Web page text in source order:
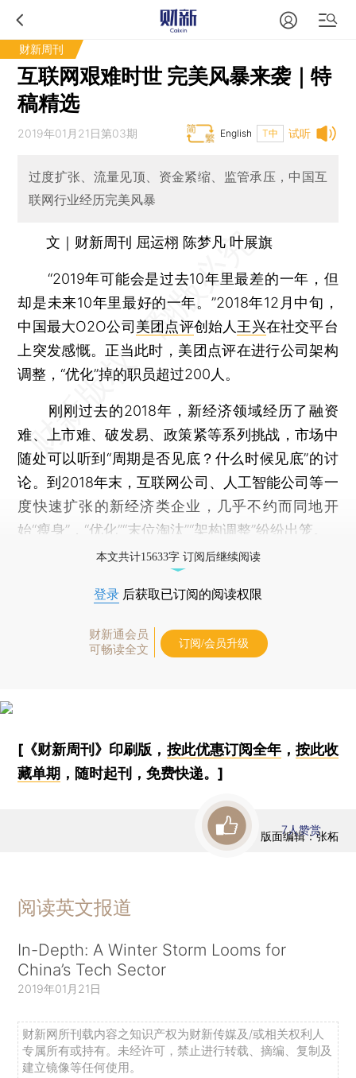
财新周刊
互联网艰难时世 完美风暴来袭｜特
稿精选
试听
2019年01月21日第03期 T中
English
过度扩张、流量见顶、资金紧缩、监管承压，中国互
联网行业经历完美风暴
文｜财新周刊 屈运栩 陈梦凡 叶展旗
“2019年可能会是过去10年里最差的一年，但
却是未来10年里最好的一年。”2018年12月中旬，
中国最大O2O公司 美团点评创始人 王兴在社交平台
上突发感慨。正当此时，美团点评在进行公司架构
调整，“优化”掉的职员超过200人。
刚刚过去的2018年，新经济领域经历了融资
难、上市难、破发易、政策紧等系列挑战，市场中
随处可以听到“周期是否见底？什么时候见底”的讨
论。到2018年末，互联网公司、人工智能公司等一
度快速扩张的新经济类企业，几乎不约而同地开
始“瘦身”，“优化”“末位淘汰”“架构调整”纷纷出笼。
本文共计15633字 订阅后继续阅读
登录 后获取已订阅的阅读权限
财新通会员
可畅读全文
订阅/会员升级
[《财新周刊》印刷版， 按此优惠订阅全年， 按此收
藏单期 ，随时起刊，免费快递。]
版面编辑：张柘
7人赞赏
阅读英文报道
In-Depth: A Winter Storm Looms for
China’s Tech Sector
2019年01月21日
财新网所刊载内容之知识产权为财新传媒及/或相关权利人
专属所有或持有。未经许可，禁止进行转载、摘编、复制及
建立镜像等任何使用。